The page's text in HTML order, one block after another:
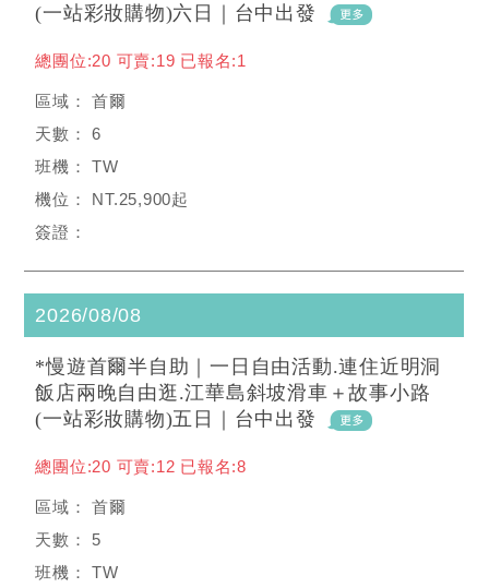
(一站彩妝購物)六日｜台中出發
總團位:20 可賣:19 已報名:1
首爾
6
TW
NT.25,900起
2026/08/08
*慢遊首爾半自助｜一日自由活動.連住近明洞
飯店兩晚自由逛.江華島斜坡滑車＋故事小路
(一站彩妝購物)五日｜台中出發
總團位:20 可賣:12 已報名:8
首爾
5
TW